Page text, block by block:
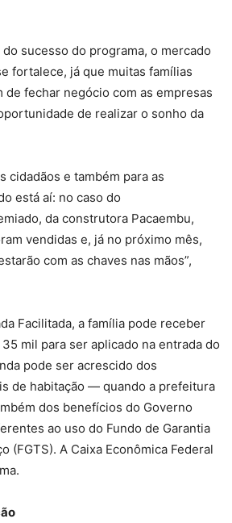
sucesso do programa, o mercado
fortalece, já que muitas famílias
de fechar negócio com as empresas
de realizar o sonho da
cidadãos e também para as
está aí: no caso do
da construtora Pacaembu,
vendidas e, já no próximo mês,
com as chaves nas mãos”,
Facilitada, a família pode receber
mil para ser aplicado na entrada do
pode ser acrescido dos
de habitação — quando a prefeitura
dos benefícios do Governo
ao uso do Fundo de Garantia
(FGTS). A Caixa Econômica Federal